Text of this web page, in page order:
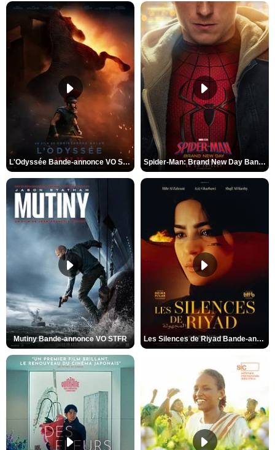
L'Odyssée Bande-annonce VO STFR Spider-Man: Brand New Day Bande-annonce VO STFR
Mutiny Bande-annonce VO STFR Les Silences de Riyad Bande-annonce VO STFR